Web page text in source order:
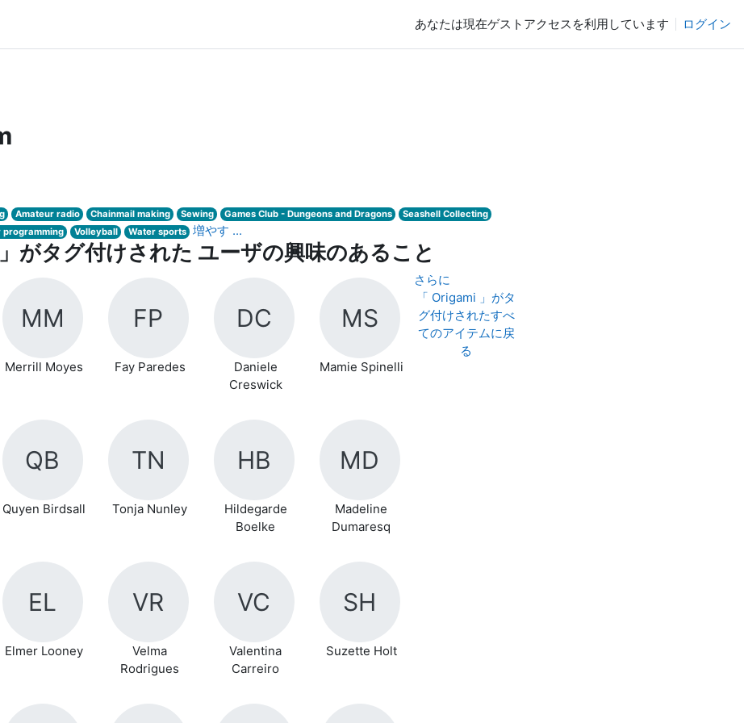
あなたは現在ゲストアクセスを利用しています ログイン
Amateur radio Chainmail making Sewing Games Club - Dungeons and Dragons
Seashell Collecting
programming Volleyball Water sports 増やす ...
がタグ付けされた ユーザの興味のあること
MM
Merrill Moyes
FP
Fay Paredes
DC
Daniele
Creswick
MS
Mamie Spinelli
QB
Quyen Birdsall
TN
Tonja Nunley
HB
Hildegarde
Boelke
MD
Madeline
Dumaresq
EL
Elmer Looney
VR
Velma
Rodrigues
VC
Valentina
Carreiro
SH
Suzette Holt
さらに
「 Origami 」がタ
グ付けされたすべ
てのアイテムに戻
る